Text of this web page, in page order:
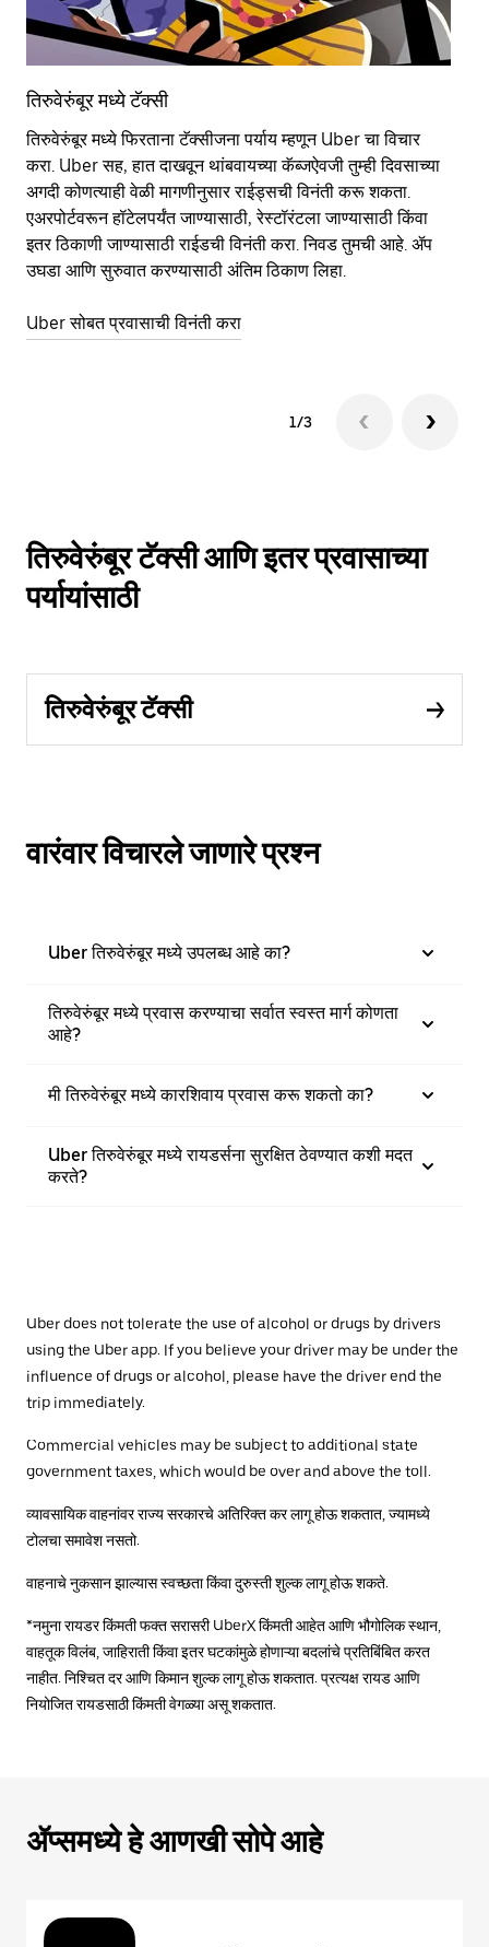
तिरुवेरुंबूर मध्ये टॅक्सी
तिरुवेरुंबूर मध्ये फिरताना टॅक्सीजना पर्याय म्हणून Uber चा विचार
करा. Uber सह, हात दाखवून थांबवायच्या कॅब्जऐवजी तुम्ही दिवसाच्या
अगदी कोणत्याही वेळी मागणीनुसार राईड्सची विनंती करू शकता.
एअरपोर्टवरून हॉटेलपर्यंत जाण्यासाठी, रेस्टॉरंटला जाण्यासाठी किंवा
इतर‍ ठिकाणी जाण्यासाठी राईडची विनंती करा. निवड तुमची आहे. ॲप
उघडा आणि सुरुवात करण्यासाठी अंतिम ठिकाण लिहा.
Uber सोबत प्रवासाची विनंती करा
1/3
तिरुवेरुंबूर टॅक्सी आणि इतर प्रवासाच्या
पर्यायांसाठी
तिरुवेरुंबूर टॅक्सी
वारंवार विचारले जाणारे प्रश्न
Uber तिरुवेरुंबूर मध्ये उपलब्ध आहे का?
तिरुवेरुंबूर मध्ये प्रवास करण्याचा सर्वात स्वस्त मार्ग कोणता
आहे?
मी तिरुवेरुंबूर मध्ये कारशिवाय प्रवास करू शकतो का?
Uber तिरुवेरुंबूर मध्ये रायडर्सना सुरक्षित ठेवण्यात कशी मदत
करते?
Uber does not tolerate the use of alcohol or drugs by drivers
using the Uber app. If you believe your driver may be under the
influence of drugs or alcohol, please have the driver end the
trip immediately.
Commercial vehicles may be subject to additional state
government taxes, which would be over and above the toll.
व्यावसायिक वाहनांवर राज्य सरकारचे अतिरिक्त कर लागू होऊ शकतात, ज्यामध्ये
टोलचा समावेश नसतो.
वाहनाचे नुकसान झाल्यास स्वच्छता किंवा दुरुस्ती शुल्क लागू होऊ शकते.
*नमुना रायडर किंमती फक्त सरासरी UberX किंमती आहेत आणि भौगोलिक स्थान,
वाहतूक विलंब, जाहिराती किंवा इतर घटकांमुळे होणाऱ्या बदलांचे प्रतिबिंबित करत
नाहीत. निश्चित दर आणि किमान शुल्क लागू होऊ शकतात. प्रत्यक्ष रायड आणि
नियोजित रायडसाठी किंमती वेगळ्या असू शकतात.
ॲप्समध्ये हे आणखी सोपे आहे